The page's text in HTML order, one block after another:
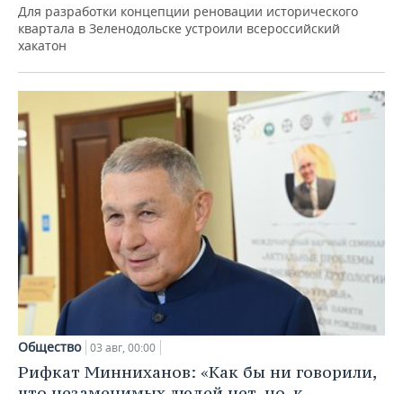
Для разработки концепции реновации исторического
квартала в Зеленодольске устроили всероссийский
хакатон
Общество 03 авг, 00:00
Рифкат Минниханов: «Как бы ни говорили,